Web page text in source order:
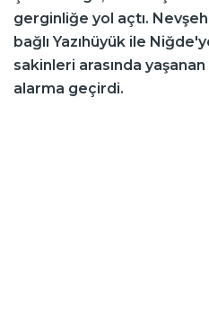
gerginliğe yol açtı.
bağlı Yazıhüyük ile
sakinleri arasında
alarma geçirdi.